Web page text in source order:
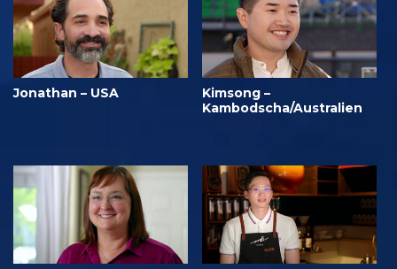
Jonathan – USA
Kimsong –
Kambodscha/Australien